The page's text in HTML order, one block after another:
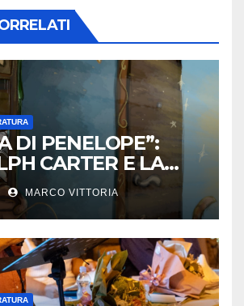
DI PENELOPE”:
CARTER E LA
CHE DIVENTA
MARCO VITTORIA